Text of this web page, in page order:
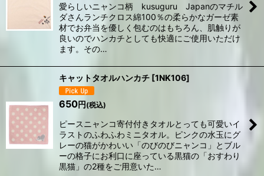
愛らしいニャンコ柄 kusuguru Japanのマチル
ダさんランチクロス綿100％の柔らかなガーゼ素
材でお弁当を優しく包むのはもちろん、肌触りが
良いのでハンカチとしても快適にご使用いただけ
ます。その…
キャットタオルハンカチ [1NK106]
650円 (税込)
ピースニャンコ寄付付きタオルとっても可愛いイ
ラストのふわふわミニタオル。ピンクの水玉にグ
レーの猫がかわいい「のびのびニャンコ」とブル
ーの格子にお利口に座っている黒猫の「おすわり
黒猫」の2種をご用意いた…